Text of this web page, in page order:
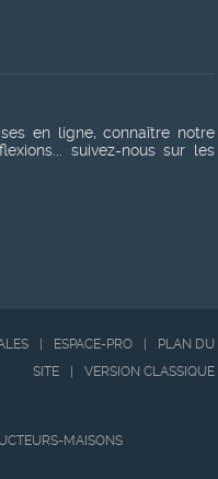
en ligne, connaître notre
suivez-nous sur les
ESPACE-PRO
PLAN DU
SITE
VERSION CLASSIQUE
MAISONS